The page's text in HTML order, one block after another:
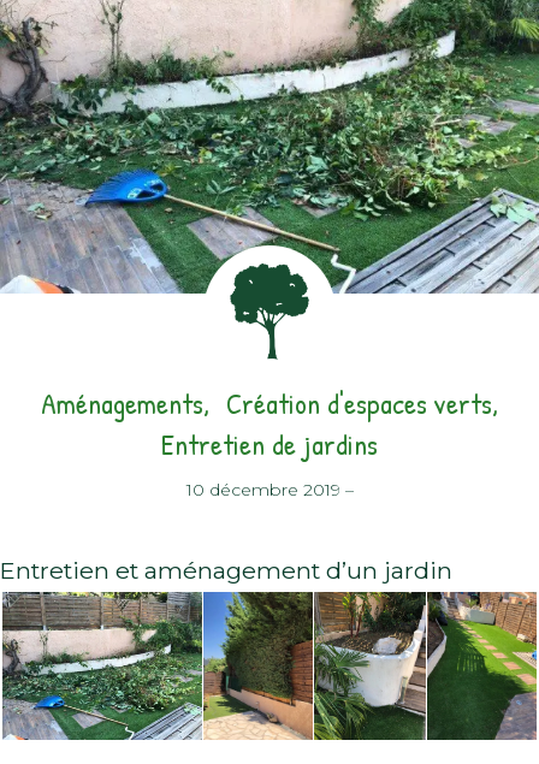
Aménagements
Création d'espaces verts
Entretien de jardins
10 décembre 2019 –
Entretien et aménagement d’un jardin